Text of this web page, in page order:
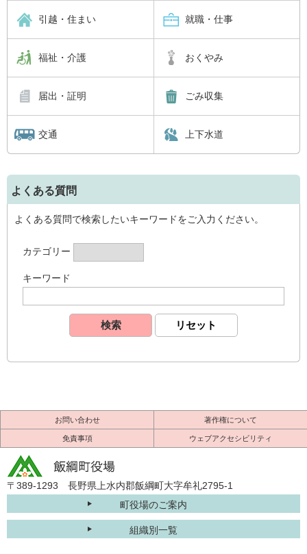
引越・住まい 就職・仕事
福祉・介護 おくやみ
届出・証明 ごみ収集
交通 上下水道
よくある質問
よくある質問で検索したいキーワードをご入力ください。
カテゴリー
キーワード
お問い合わせ 著作権について
免責事項 ウェブアクセシビリティ
〒389-1293 長野県上水内郡飯綱町大字牟礼2795-1
町役場のご案内
組織別一覧